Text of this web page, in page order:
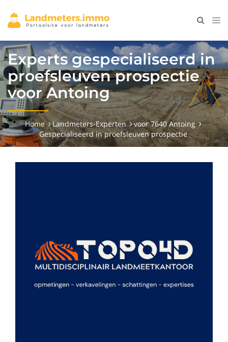
Experts gespecialiseerd in
proefsleuven prospectie
voor Antoing
Home Landmeters-Experten
voor 7640 Antoing
Gespecialiseerd in proefsleuven prospectie